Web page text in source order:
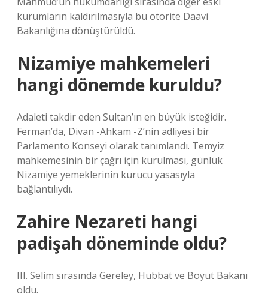
kurumların kaldırılmasıyla bu otorite Daavi
Bakanlığına dönüştürüldü.
Nizamiye mahkemeleri
hangi dönemde kuruldu?
Adaleti takdir eden Sultan’ın en büyük isteğidir.
Ferman’da, Divan -Ahkam -Z’nin adliyesi bir
Parlamento Konseyi olarak tanımlandı. Temyiz
mahkemesinin bir çağrı için kurulması, günlük
Nizamiye yemeklerinin kurucu yasasıyla
bağlantılıydı.
Zahire Nezareti hangi
padişah döneminde oldu?
III. Selim sırasında Gereley, Hubbat ve Boyut Bakanı
oldu.